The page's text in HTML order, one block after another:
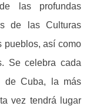
las profundas
de las Culturas
pueblos, así como
Se celebra cada
de Cuba, la más
vez tendrá lugar